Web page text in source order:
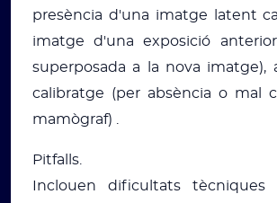
presència d'una imatge latent
imatge d'una exposició
superposada a la nova imatge),
calibratge (per absència o mal
mamògraf) .
Pitfalls.
Inclouen dificultats tècniques